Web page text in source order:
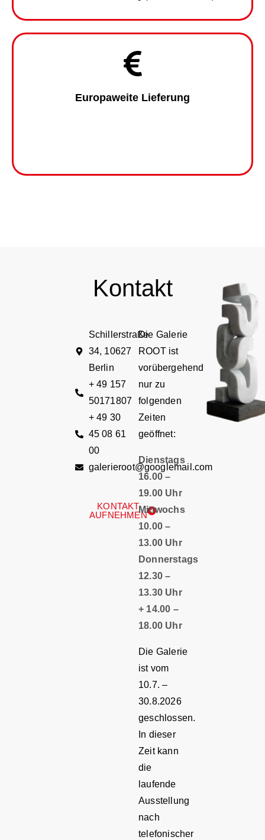
Europaweite Lieferung
Kontakt
Schillerstraße
34, 10627
Berlin
+ 49 157
50171807
+ 49 30
45 08 61
00
galerieroot@googlemail.com
KONTAKT
AUFNEHMEN
Die Galerie
ROOT ist
vorübergehend
nur zu
folgenden
Zeiten
geöffnet:
Dienstags
16.00 –
19.00 Uhr
Mittwochs
10.00 –
13.00 Uhr
Donnerstags
12.30 –
13.30 Uhr
+ 14.00 –
18.00 Uhr
Die Galerie
ist vom
10.7. –
30.8.2026
geschlossen.
In dieser
Zeit kann
die
laufende
Ausstellung
nach
telefonischer